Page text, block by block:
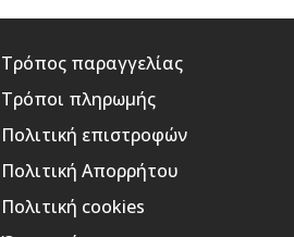
Τρόπος παραγγελίας
Τρόποι πληρωμής
Πολιτική επιστροφών
Πολιτική Απορρήτου
Πολιτική cookies